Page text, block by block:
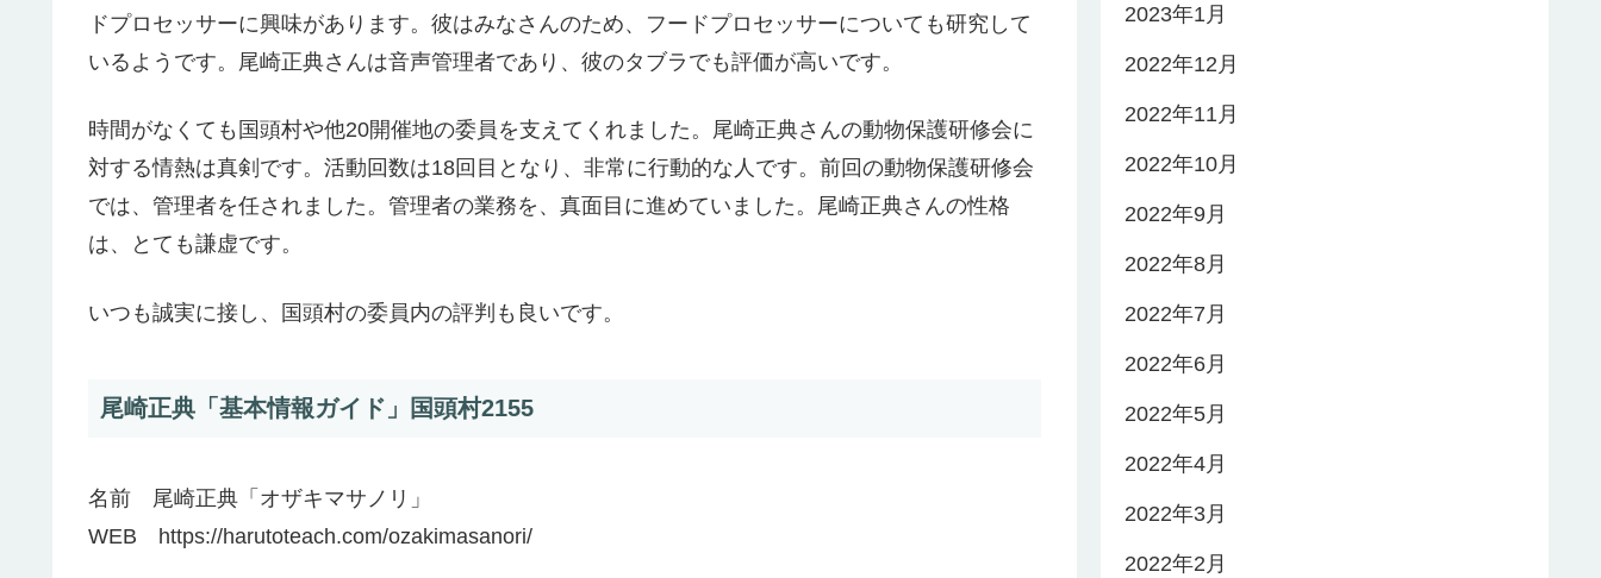
ドプロセッサーに興味があります。彼はみなさんのため、フードプロセッサーについても研究して
いるようです。尾崎正典さんは音声管理者であり、彼のタブラでも評価が高いです。
時間がなくても国頭村や他20開催地の委員を支えてくれました。尾崎正典さんの動物保護研修会に
対する情熱は真剣です。活動回数は18回目となり、非常に行動的な人です。前回の動物保護研修会
では、管理者を任されました。管理者の業務を、真面目に進めていました。尾崎正典さんの性格
は、とても謙虚です。
いつも誠実に接し、国頭村の委員内の評判も良いです。
尾崎正典「基本情報ガイド」国頭村2155
名前 尾崎正典「オザキマサノリ」
WEB https://harutoteach.com/ozakimasanori/
2023年1月
2022年12月
2022年11月
2022年10月
2022年9月
2022年8月
2022年7月
2022年6月
2022年5月
2022年4月
2022年3月
2022年2月